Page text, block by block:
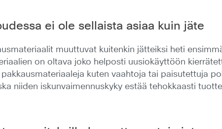
ei ole sellaista asiaa kuin jäte
muuttuvat kuitenkin jätteiksi heti
on oltava joko helposti uusiokäyttöön
kuten vaahtoja tai paisutettuja
niiden iskunvaimennuskyky estää tehokkaasti